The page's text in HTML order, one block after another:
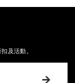
及活動。